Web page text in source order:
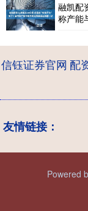
融凯配
称产能
信钰证券官网 配
友情链接：
Powered